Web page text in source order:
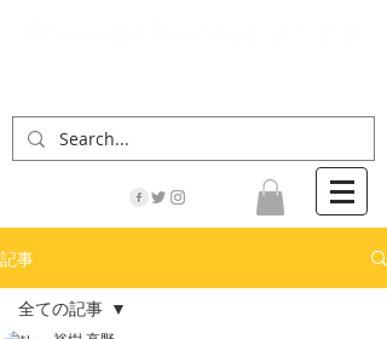
記事
全ての記事